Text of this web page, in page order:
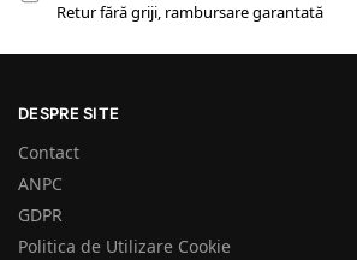
Retur fără griji, rambursare garantată
DESPRE SITE
Contact
ANPC
GDPR
Politica de Utilizare Cookie